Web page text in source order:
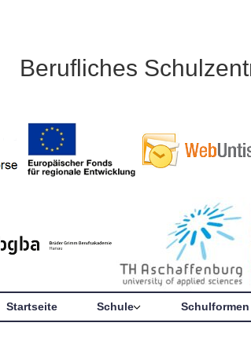
Berufliches
Startseite Schule Schulformen